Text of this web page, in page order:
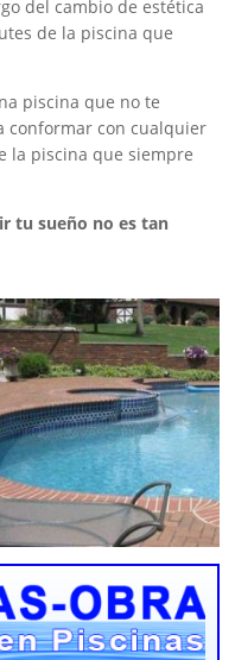
del cambio de estética
de la piscina que
piscina que no te
conformar con cualquier
la piscina que siempre
tu sueño no es tan